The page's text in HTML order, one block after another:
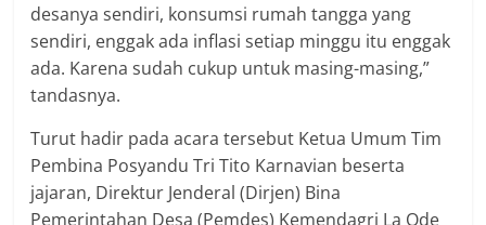
desanya sendiri, konsumsi rumah tangga yang
sendiri, enggak ada inflasi setiap minggu itu enggak
ada. Karena sudah cukup untuk masing-masing,”
tandasnya.
Turut hadir pada acara tersebut Ketua Umum Tim
Pembina Posyandu Tri Tito Karnavian beserta
jajaran, Direktur Jenderal (Dirjen) Bina
Pemerintahan Desa (Pemdes) Kemendagri La Ode